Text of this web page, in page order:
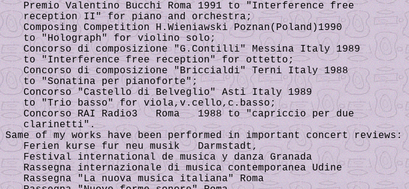
Premio Valentino Bucchi Roma 1991 to "Interference free
reception II" for piano and orchestra;
Composing Competition H.Wieniawski Poznan(Poland)1990
to "Holograph" for violino solo;
Concorso di composizione "G.Contilli" Messina Italy 1989
to "Interference free reception" for ottetto;
Concorso di composizione "Briccialdi" Terni Italy 1988
to "Sonatina per pianoforte";
Concorso "Castello di Belveglio" Asti Italy 1989
to "Trio basso" for viola,v.cello,c.basso;
Concorso RAI Radio3 Roma 1988 to "capriccio per due
clarinetti".
Same of my works have been performed in important concert reviews:
Ferien kurse fur neu musik Darmstadt,
Festival international de musica y danza Granada
Rassegna internazionale di musica contemporanea Udine
Rassegna "La nuova musica italiana" Roma